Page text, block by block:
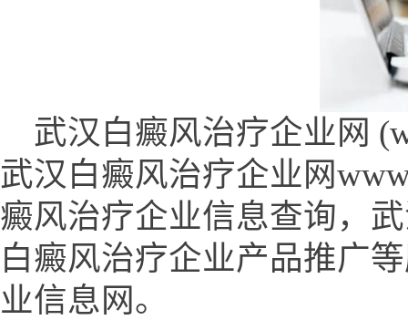
武汉白癜风治疗企业网
武汉白癜风治疗企业网
癜风治疗企业信息查询，
白癜风治疗企业产品推广
业信息网。